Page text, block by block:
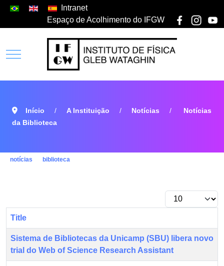
Intranet
Espaço de Acolhimento do IFGW
Início A Instituição Notícias
Notícias
da Biblioteca
notícias biblioteca
Title
Sistema de Bibliotecas da Unicamp (SBU) libera novo
trial do Web of Science Research Assistant